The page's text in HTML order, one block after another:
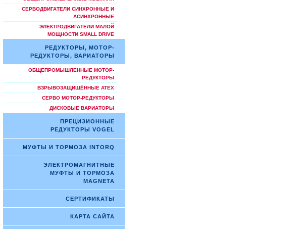
СЕРВОДВИГАТЕЛИ СИНХРОННЫЕ И
АСИНХРОННЫЕ
ЭЛЕКТРОДВИГАТЕЛИ МАЛОЙ
МОЩНОСТИ SMALL DRIVE
РЕДУКТОРЫ, МОТОР-
РЕДУКТОРЫ, ВАРИАТОРЫ
ОБЩЕПРОМЫШЛЕННЫЕ МОТОР-
РЕДУКТОРЫ
ВЗРЫВОЗАЩИЩЁННЫЕ ATEX
СЕРВО МОТОР-РЕДУКТОРЫ
ДИСКОВЫЕ ВАРИАТОРЫ
ПРЕЦИЗИОННЫЕ
РЕДУКТОРЫ VOGEL
МУФТЫ И ТОРМОЗА INTORQ
ЭЛЕКТРОМАГНИТНЫЕ
МУФТЫ И ТОРМОЗА
MAGNETA
СЕРТИФИКАТЫ
КАРТА САЙТА